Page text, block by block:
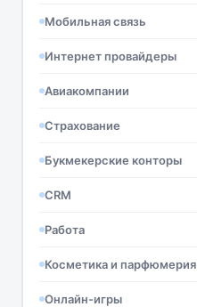
Мобильная связь
Интернет провайдеры
Авиакомпании
Страхование
Букмекерские конторы
CRM
Работа
Косметика и парфюмерия
Онлайн-игры